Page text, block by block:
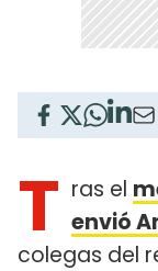
T ras el
envió
colegas del